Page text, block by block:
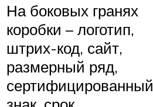
На боковых гранях
коробки – логотип,
штрих-код, сайт,
размерный ряд,
сертифицированный